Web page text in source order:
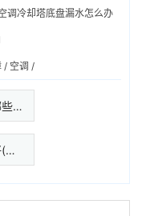
调冷却塔底盘漏水怎么办
/ 空调 /
水质好坏对闭式冷却塔有哪些影响…
哪种冷却塔填料散热效果好(哪种